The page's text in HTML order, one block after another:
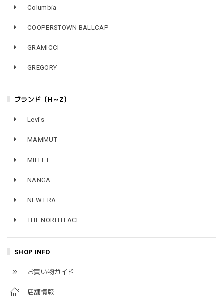
Columbia
COOPERSTOWN BALLCAP
GRAMICCI
GREGORY
ブランド（H～Z）
Levi's
MAMMUT
MILLET
NANGA
NEW ERA
THE NORTH FACE
SHOP INFO
お買い物ガイド
店舗情報